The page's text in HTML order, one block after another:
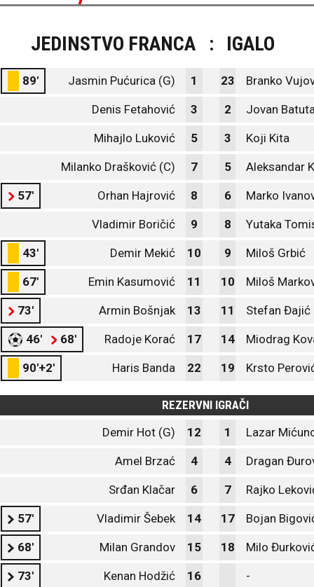
JEDINSTVO FRANCA : IGALO
89' Jasmin Pućurica (G) 1 23 Branko
Denis Fetahović 3 2 Jovan
Mihajlo Luković 5 3 Koji Kita
Milanko Drašković (C) 7 5 Aleksandar
57' Orhan Hajrović 8 6 Marko
Vladimir Boričić 9 8 Yutaka
43' Demir Mekić 10 9 Miloš Grbić
67' Emin Kasumović 11 10 Miloš
73' Armin Bošnjak 13 11 Stefan Đajić
46' 68' Radoje Korać 17 14 Miodrag
90'+2' Haris Banda 22 19 Krsto
REZERVNI IGRAČI
Demir Hot (G)
12 1 Lazar
Amel Brzać 4 4 Dragan
Srđan Klačar 6 7 Rajko
57' Vladimir Šebek 14 17 Bojan
68' Milan Grandov 15 18 Milo
73' Kenan Hodžić 16 -